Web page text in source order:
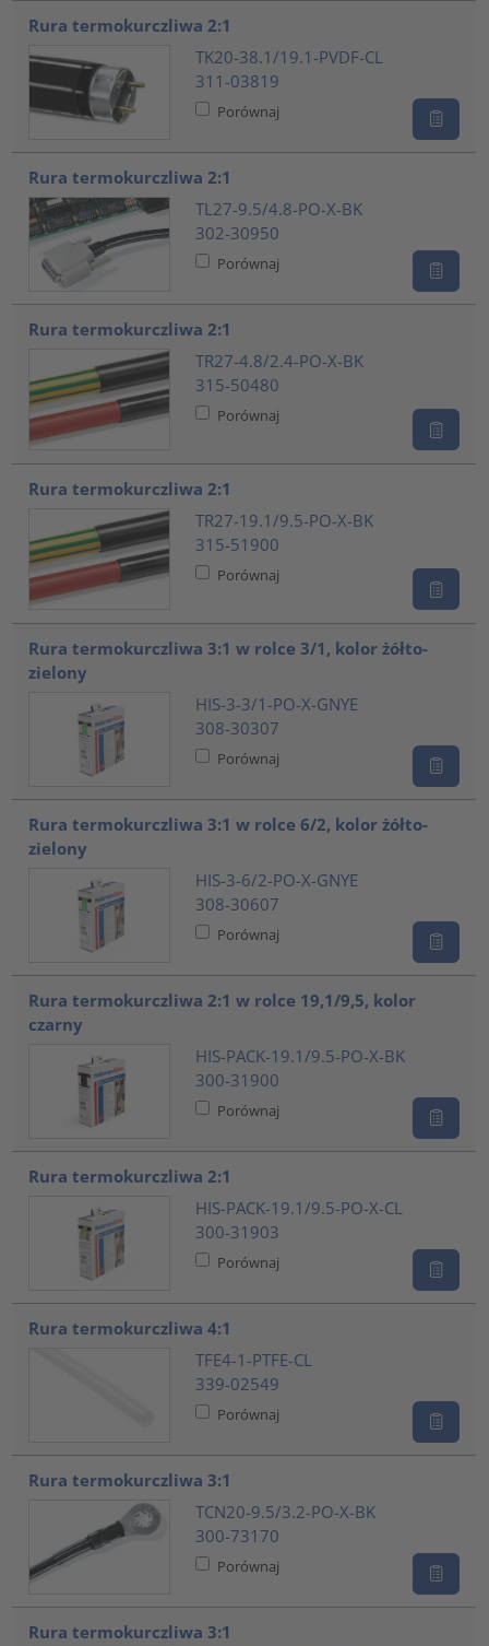
Rura termokurczliwa 2:1
TK20-38.1/19.1-PVDF-CL
311-03819
Porównaj
Rura termokurczliwa 2:1
TL27-9.5/4.8-PO-X-BK
302-30950
Porównaj
Rura termokurczliwa 2:1
TR27-4.8/2.4-PO-X-BK
315-50480
Porównaj
Rura termokurczliwa 2:1
TR27-19.1/9.5-PO-X-BK
315-51900
Porównaj
Rura termokurczliwa 3:1 w rolce 3/1, kolor żółto-
zielony
HIS-3-3/1-PO-X-GNYE
308-30307
Porównaj
Rura termokurczliwa 3:1 w rolce 6/2, kolor żółto-
zielony
HIS-3-6/2-PO-X-GNYE
308-30607
Porównaj
Rura termokurczliwa 2:1 w rolce 19,1/9,5, kolor
czarny
HIS-PACK-19.1/9.5-PO-X-BK
300-31900
Porównaj
Rura termokurczliwa 2:1
HIS-PACK-19.1/9.5-PO-X-CL
300-31903
Porównaj
Rura termokurczliwa 4:1
TFE4-1-PTFE-CL
339-02549
Porównaj
Rura termokurczliwa 3:1
TCN20-9.5/3.2-PO-X-BK
300-73170
Porównaj
Rura termokurczliwa 3:1